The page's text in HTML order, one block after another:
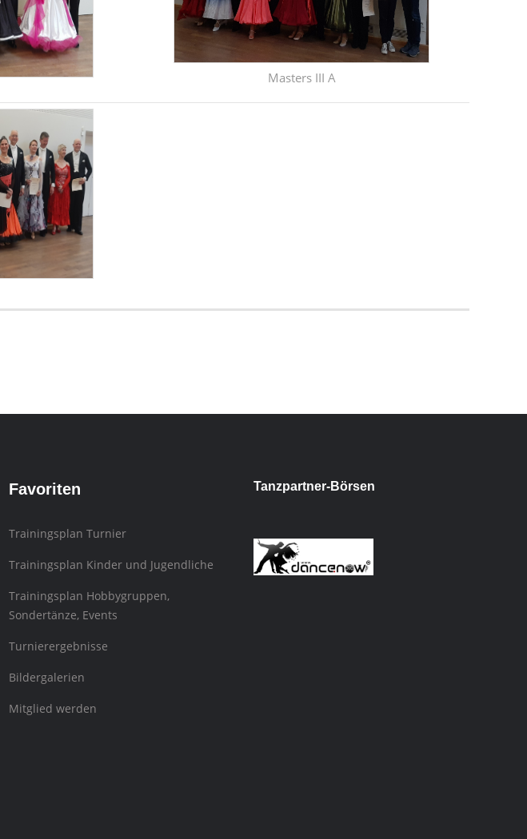
Masters III A
Favoriten
Trainingsplan Turnier
Trainingsplan Kinder und Jugendliche
Trainingsplan Hobbygruppen,
Sondertänze, Events
Turnierergebnisse
Bildergalerien
Mitglied werden
Tanzpartner-Börsen